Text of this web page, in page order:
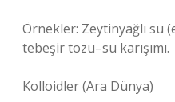
Örnekler: Zeytinyağlı su
tebeşir tozu–su karışımı.
Kolloidler (Ara Dünya)